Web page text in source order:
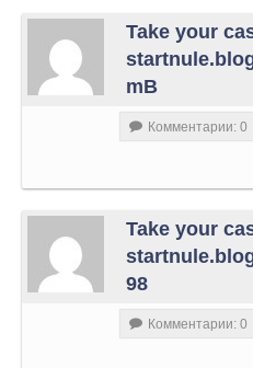
Take your
mB
Комментарии: 0
Take your
98
Комментарии: 0